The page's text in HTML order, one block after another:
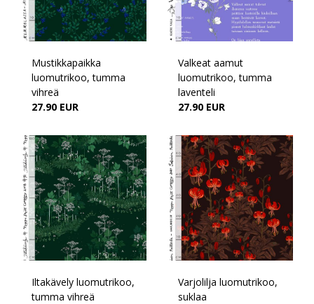
Mustikkapaikka
luomutrikoo, tumma
vihreä
27.90 EUR
Valkeat aamut
luomutrikoo, tumma
laventeli
27.90 EUR
Iltakävely luomutrikoo,
tumma vihreä
Varjolilja luomutrikoo,
suklaa